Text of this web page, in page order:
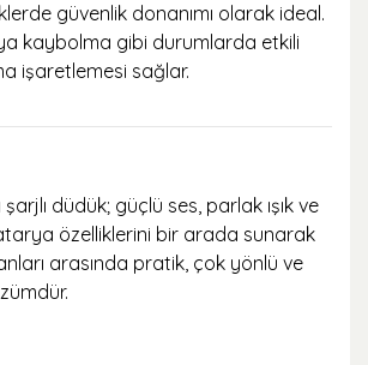
güvenlik donanımı olarak ideal.
kaybolma gibi durumlarda etkili
işaretlemesi sağlar.
şarjlı düdük; güçlü ses, parlak ışık ve
özelliklerini bir arada sunarak
arasında pratik, çok yönlü ve